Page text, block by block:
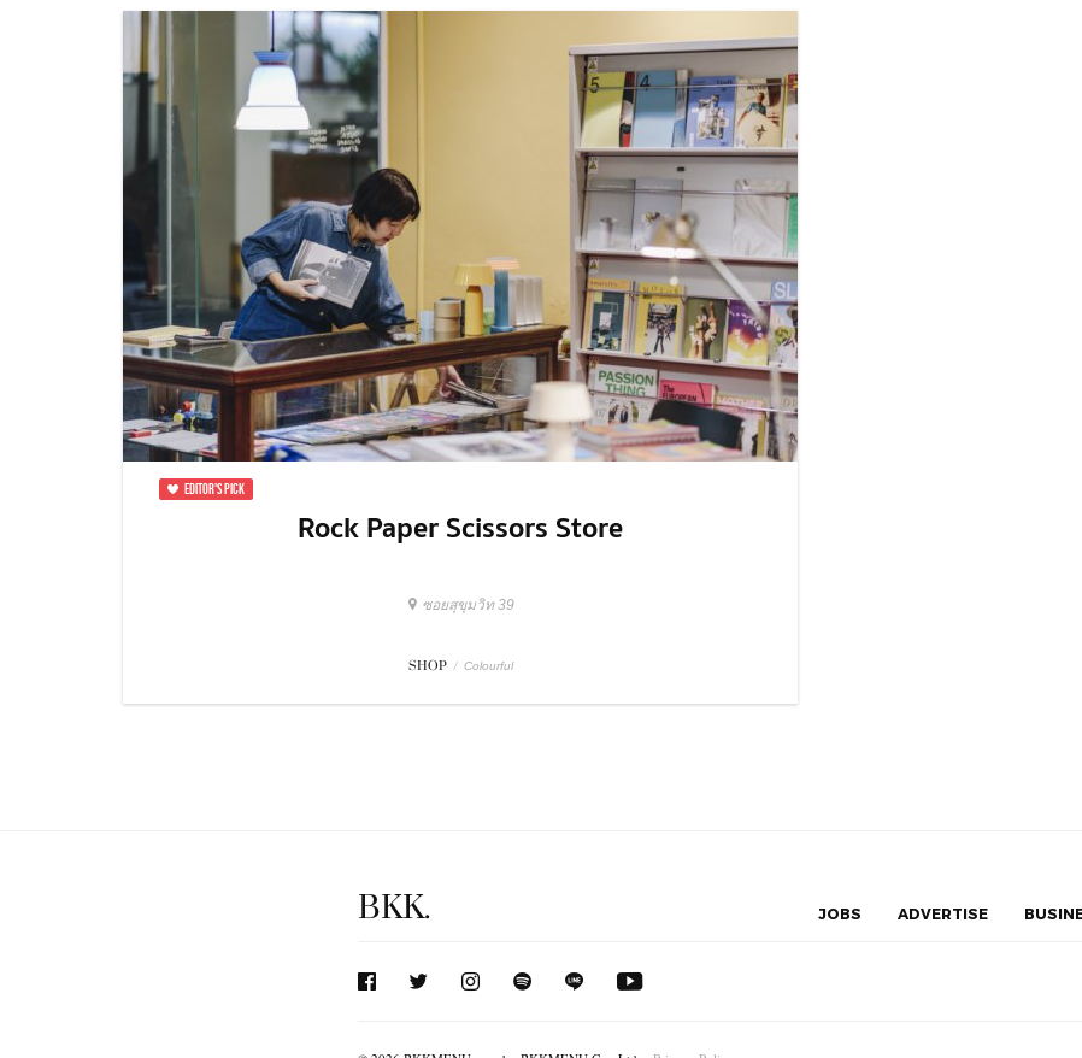
EDITOR'S PICK
Rock Paper Scissors Store
ซอยสุขุมวิท 39
SHOP / Colourful
BKK. JOBS ADVERTISE